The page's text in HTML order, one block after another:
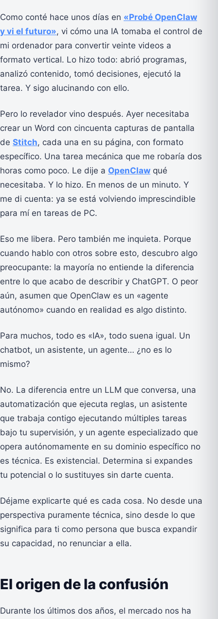
Como conté hace unos días en «Probé OpenClaw
y vi el futuro», vi cómo una IA tomaba el control de
mi ordenador para convertir veinte videos a
formato vertical. Lo hizo todo: abrió programas,
analizó contenido, tomó decisiones, ejecutó la
tarea. Y sigo alucinando con ello.
Pero lo revelador vino después. Ayer necesitaba
crear un Word con cincuenta capturas de pantalla
de Stitch, cada una en su página, con formato
específico. Una tarea mecánica que me robaría dos
horas como poco. Le dije a OpenClaw qué
necesitaba. Y lo hizo. En menos de un minuto. Y
me di cuenta: ya se está volviendo imprescindible
para mí en tareas de PC.
Eso me libera. Pero también me inquieta. Porque
cuando hablo con otros sobre esto, descubro algo
preocupante: la mayoría no entiende la diferencia
entre lo que acabo de describir y ChatGPT. O peor
aún, asumen que OpenClaw es un «agente
autónomo» cuando en realidad es algo distinto.
Para muchos, todo es «IA», todo suena igual. Un
chatbot, un asistente, un agente… ¿no es lo
mismo?
No. La diferencia entre un LLM que conversa, una
automatización que ejecuta reglas, un asistente
que trabaja contigo ejecutando múltiples tareas
bajo tu supervisión, y un agente especializado que
opera autónomamente en su dominio específico no
es técnica. Es existencial. Determina si expandes
tu potencial o lo sustituyes sin darte cuenta.
Déjame explicarte qué es cada cosa. No desde una
perspectiva puramente técnica, sino desde lo que
significa para ti como persona que busca expandir
su capacidad, no renunciar a ella.
El origen de la confusión
Durante los últimos dos años, el mercado nos ha